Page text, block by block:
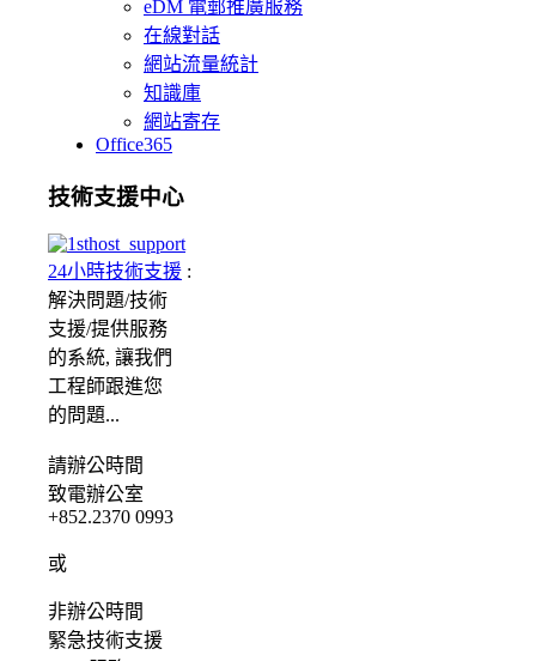
eDM 電郵推廣服務
在線對話
網站流量統計
知識庫
網站寄存
Office365
技術支援中心
24小時技術支援 :
解決問題/技術
支援/提供服務
的系統, 讓我們
工程師跟進您
的問題...
請辦公時間
致電辦公室
+852.2370 0993
或
非辦公時間
緊急技術支援